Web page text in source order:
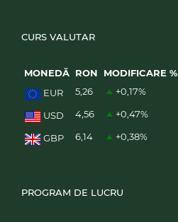
CURS VALUTAR
MONEDĂ RON
MODIFICARE %
EUR
5,26 +0,17%
USD 4,56 +0,47%
GBP 6,14 +0,38%
PROGRAM DE LUCRU